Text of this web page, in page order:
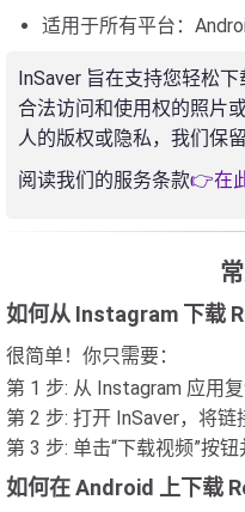
适用于所有平台：
InSaver 旨在支持您轻松
合法访问和使用权的照片
人的版权或隐私，我们保
阅读我们的服务条款👉在
如何从 Instagram 下载
很简单！你只需要：
第 1 步: 从 Instagram 应用
第 2 步: 打开 InSaver，将链
第 3 步: 单击“下载视频”按
如何在 Android 上下载